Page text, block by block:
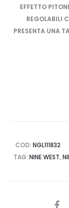
EFFETTO
REGOLABILI
PRESENTA UNA
COD: NGL111832
TAG: NINE WEST,